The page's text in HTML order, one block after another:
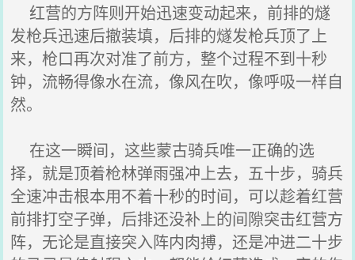
红营的方阵则开始迅速变动起来，前排的燧
发枪兵迅速后撤装填，后排的燧发枪兵顶了上
来，枪口再次对准了前方，整个过程不到十秒
钟，流畅得像水在流，像风在吹，像呼吸一样自
然。
在这一瞬间，这些蒙古骑兵唯一正确的选
择，就是顶着枪林弹雨强冲上去，五十步，骑兵
全速冲击根本用不着十秒的时间，可以趁着红营
前排打空子弹，后排还没补上的间隙突击红营方
阵，无论是直接突入阵内肉搏，还是冲进二十步